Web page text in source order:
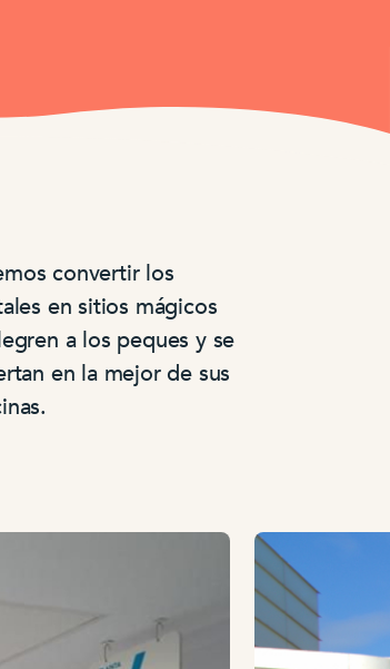
convertir los
en sitios mágicos
a los peques y se
en la mejor de sus